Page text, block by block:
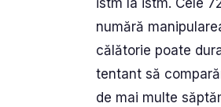
istm la istm. Cele
numără
călătorie poate
tentant să
de mai multe